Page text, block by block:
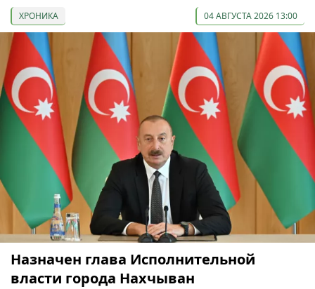
ХРОНИКА 04 АВГУСТА 2026 13:00
Назначен глава Исполнительной
власти города Нахчыван